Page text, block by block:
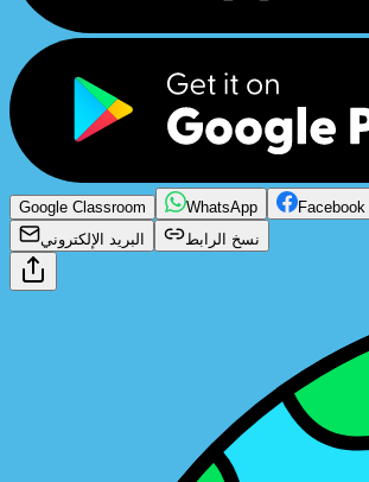
Google Classroom WhatsApp Facebook
البريد الإلكتروني
نسخ الرابط